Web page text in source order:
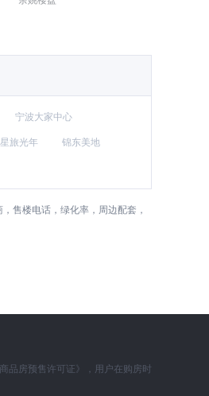
宁波大家中心
旅光年 锦东美地
售楼电话，绿化率，周边配套，
品房预售许可证》，用户在购房时